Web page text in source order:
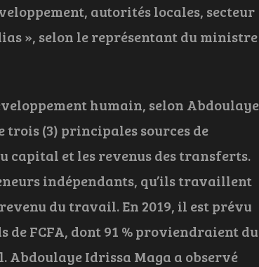
autorités locales, secteur
», selon le représentant du ministre
humain, selon Abdoulaye
trois (3) principales sources de
capital et les revenus des transferts.
indépendants, qu’ils travaillent
du travail. En 2019, il est prévu
FCFA, dont 91 % proviendraient du
Abdoulaye Idrissa Maga a observé